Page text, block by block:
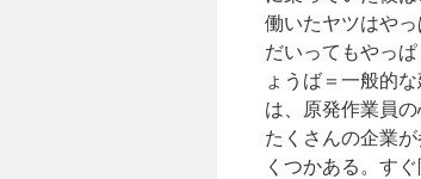
働いたヤツはや
だいってもやっ
ょうば＝一般的
は、原発作業員
たくさんの企業
くつかある。す